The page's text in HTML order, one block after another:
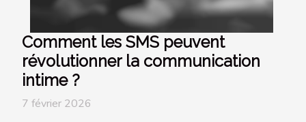
Comment les SMS peuvent
révolutionner la communication
intime ?
7 février 2026